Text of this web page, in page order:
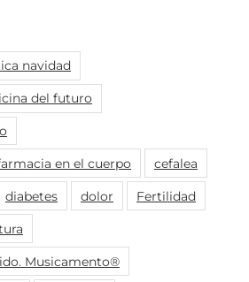
navidad
del futuro
en el cuerpo cefalea
diabetes dolor Fertilidad
Musicamento®